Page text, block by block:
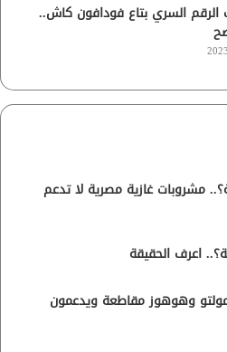
الرقم السري بتاع فودافون كاش..
مشروبات غازية مصرية لا تدعم
اعرف الحقيقة
وهوهوز مقاطعة ويدعمون